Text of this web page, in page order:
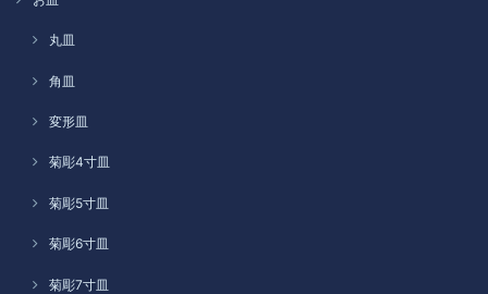
丸皿
角皿
変形皿
菊彫4寸皿
菊彫5寸皿
菊彫6寸皿
菊彫7寸皿